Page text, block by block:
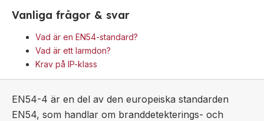
Vanliga frågor & svar
Vad är en EN54-standard?
Vad är ett larmdon?
Krav på IP-klass
Batteri
Inbyggd summer
85dB @3.3 meter
Noby 220iR2 är en kompakt konventionell
brandlarmcentral, EN54-2 och EN54-4 godkänd.
manöverpaneler för att öka säkerheten.
EN54-4 är en del av den europeiska standarden
EN54, som handlar om branddetekterings- och